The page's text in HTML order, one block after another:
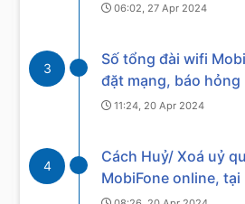
06:02, 27 Apr 2024
3
Số tổng đài wifi
đặt mạng, báo hỏng
11:24, 20 Apr 2024
4
Cách Huỷ/ Xoá uỷ
MobiFone online,